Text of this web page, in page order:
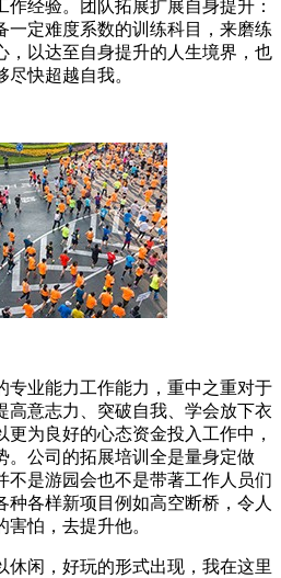
经验。团队拓展扩展自身提升：
一定难度系数的训练科目，来磨练
，以达至自身提升的人生境界，也
快超越自我。
专业能力工作能力，重中之重对于
高意志力、突破自我、学会放下衣
为良好的心态资金投入工作中，
。公司的拓展培训全是量身定做
不是游园会也不是带著工作人员们
种各样新项目例如高空断桥，令人
怕，去提升他。
休闲，好玩的形式出现，我在这里